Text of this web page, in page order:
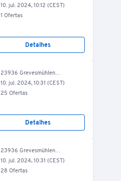
10. jul. 2024, 10:12 (CEST)
1 Ofertas
Detalhes
23936 Grevesmühlen, Grüner Weg 5/ Halle 1/ Vorfertigung
10. jul. 2024, 10:31 (CEST)
25 Ofertas
Detalhes
23936 Grevesmühlen, Grüner Weg 5/ Halle 1/ Vorfertigung
10. jul. 2024, 10:31 (CEST)
28 Ofertas